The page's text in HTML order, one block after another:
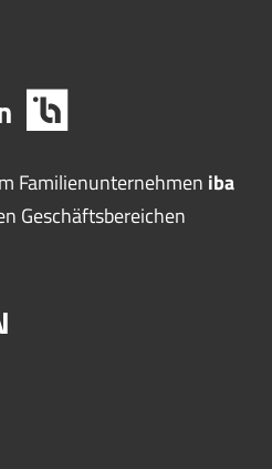
Familienunternehmen iba
Geschäftsbereichen